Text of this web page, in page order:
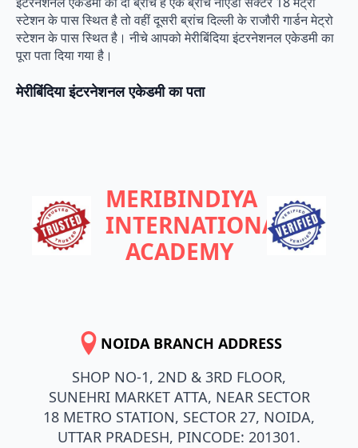
स्टेशन के पास स्थित है तो वहीं दूसरी ब्रांच दिल्ली के राजौरी गार्डन मेट्रो
स्टेशन के पास स्थित है। नीचे आपको मेरीबिंदिया इंटरनेशनल एकेडमी का
पूरा पता दिया गया है।
मेरीबिंदिया इंटरनेशनल एकेडमी का पता
MERIBINDIYA
INTERNATIONAL
ACADEMY
NOIDA BRANCH ADDRESS
SHOP NO-1, 2ND & 3RD FLOOR,
SUNEHRI MARKET ATTA, NEAR SECTOR
18 METRO STATION, SECTOR 27, NOIDA,
UTTAR PRADESH, PINCODE: 201301.